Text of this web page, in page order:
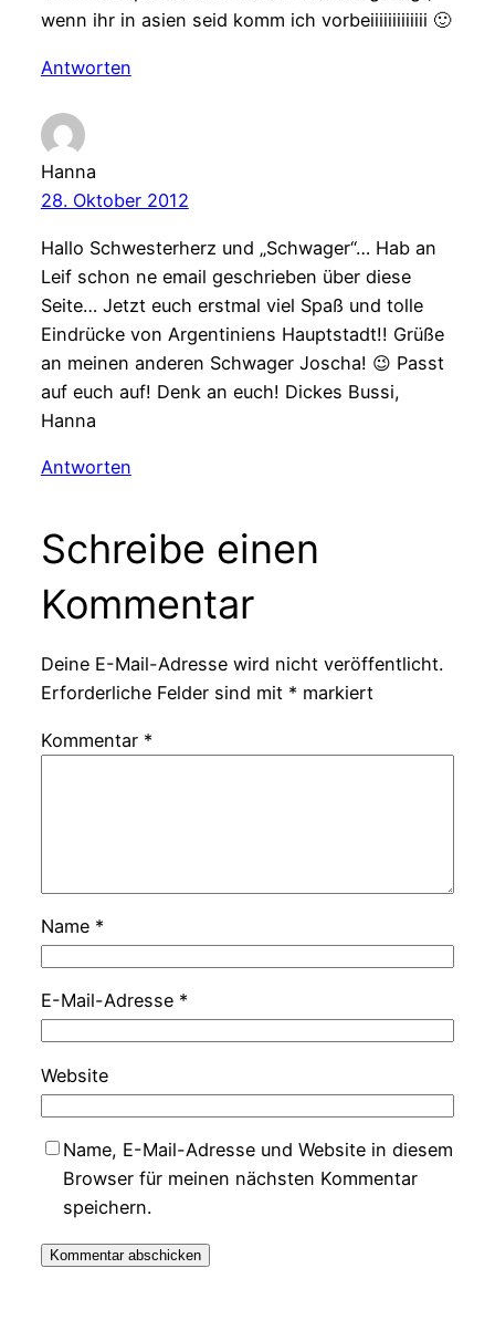
wenn ihr in asien seid komm ich vorbeiiiiiiiiiiiii 🙂
Antworten
Hanna
28. Oktober 2012
Hallo Schwesterherz und „Schwager“… Hab an
Leif schon ne email geschrieben über diese
Seite… Jetzt euch erstmal viel Spaß und tolle
Eindrücke von Argentiniens Hauptstadt!! Grüße
an meinen anderen Schwager Joscha! 😉 Passt
auf euch auf! Denk an euch! Dickes Bussi,
Hanna
Antworten
Schreibe einen
Kommentar
Deine E-Mail-Adresse wird nicht veröffentlicht.
Erforderliche Felder sind mit * markiert
Kommentar *
Name *
E-Mail-Adresse *
Website
Name, E-Mail-Adresse und Website in diesem
Browser für meinen nächsten Kommentar
speichern.